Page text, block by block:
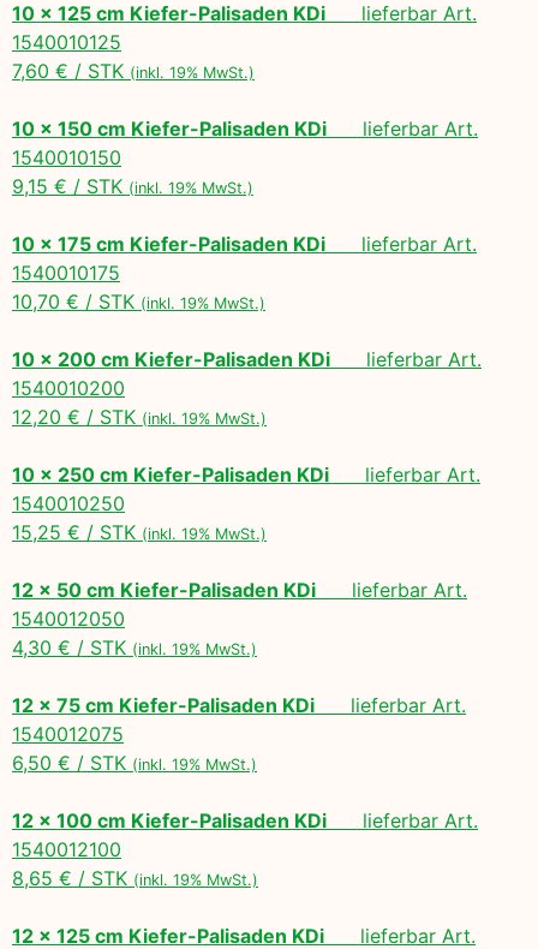
10 x 125 cm Kiefer-Palisaden KDi lieferbar Art.
1540010125
7,60 € / STK (inkl. 19% MwSt.)
10 x 150 cm Kiefer-Palisaden KDi lieferbar Art.
1540010150
9,15 € / STK (inkl. 19% MwSt.)
10 x 175 cm Kiefer-Palisaden KDi lieferbar Art.
1540010175
10,70 € / STK (inkl. 19% MwSt.)
10 x 200 cm Kiefer-Palisaden KDi lieferbar Art.
1540010200
12,20 € / STK (inkl. 19% MwSt.)
10 x 250 cm Kiefer-Palisaden KDi lieferbar Art.
1540010250
15,25 € / STK (inkl. 19% MwSt.)
12 x 50 cm Kiefer-Palisaden KDi lieferbar Art.
1540012050
4,30 € / STK (inkl. 19% MwSt.)
12 x 75 cm Kiefer-Palisaden KDi lieferbar Art.
1540012075
6,50 € / STK (inkl. 19% MwSt.)
12 x 100 cm Kiefer-Palisaden KDi lieferbar Art.
1540012100
8,65 € / STK (inkl. 19% MwSt.)
12 x 125 cm Kiefer-Palisaden KDi lieferbar Art.